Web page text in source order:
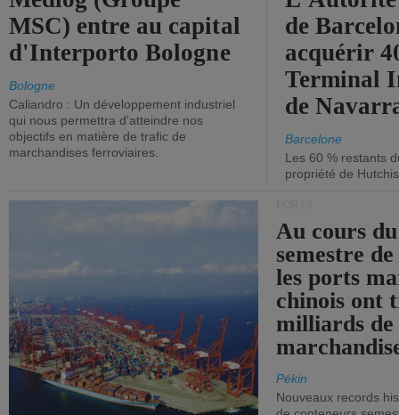
MSC) entre au capital
d'Interporto Bologne
Bologne
Caliandro : Un développement industriel
qui nous permettra d'atteindre nos
objectifs en matière de trafic de
marchandises ferroviaires.
de
acquérir
Terminal
de
Barcelone
Les 60 % restants
propriété de
Au cours
semestre
les ports
chinois ont
milliards de
Pékin
Nouveaux records